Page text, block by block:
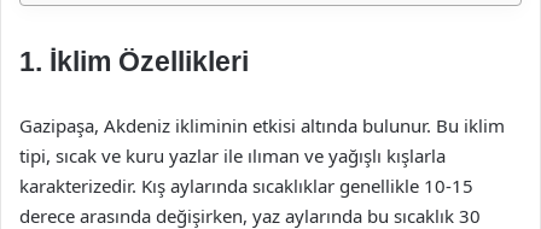
1. İklim Özellikleri
Gazipaşa, Akdeniz ikliminin etkisi altında bulunur. Bu iklim
tipi, sıcak ve kuru yazlar ile ılıman ve yağışlı kışlarla
karakterizedir. Kış aylarında sıcaklıklar genellikle 10-15
derece arasında değişirken, yaz aylarında bu sıcaklık 30